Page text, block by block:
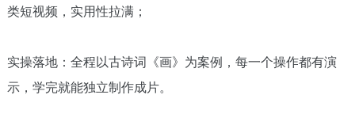
类短视频，实用性拉满；
实操落地：全程以古诗词《画》为案例，每一个操作都有演
示，学完就能独立制作成片。